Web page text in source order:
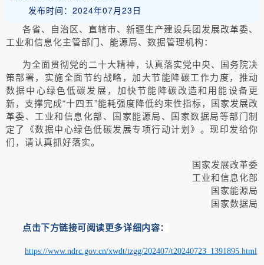
发布时间：2024年07月23日
各省、自治区、直辖市、新疆生产建设兵团发展改革委、
工业和信息化主管部门、能源局、数据管理机构：
为全面贯彻党的二十大精神，认真落实党中央、国务院决
策部署，实施全面节约战略，加大节能降碳工作力度，推动
数据中心绿色低碳发展，加快节能降碳改造和用能设备更
新，支撑完成“十四五”能耗强度降低约束性指标，国家发展改
革委、工业和信息化部、国家能源局、国家数据局等部门制
定了《数据中心绿色低碳发展专项行动计划》。现印发给你
们，请认真抓好落实。
国家发展改革委
工业和信息化部
国家能源局
国家数据局
点击下方链接可阅读更多详细内容：
https://www.ndrc.gov.cn/xwdt/tzgg/202407/t20240723_1391895.html